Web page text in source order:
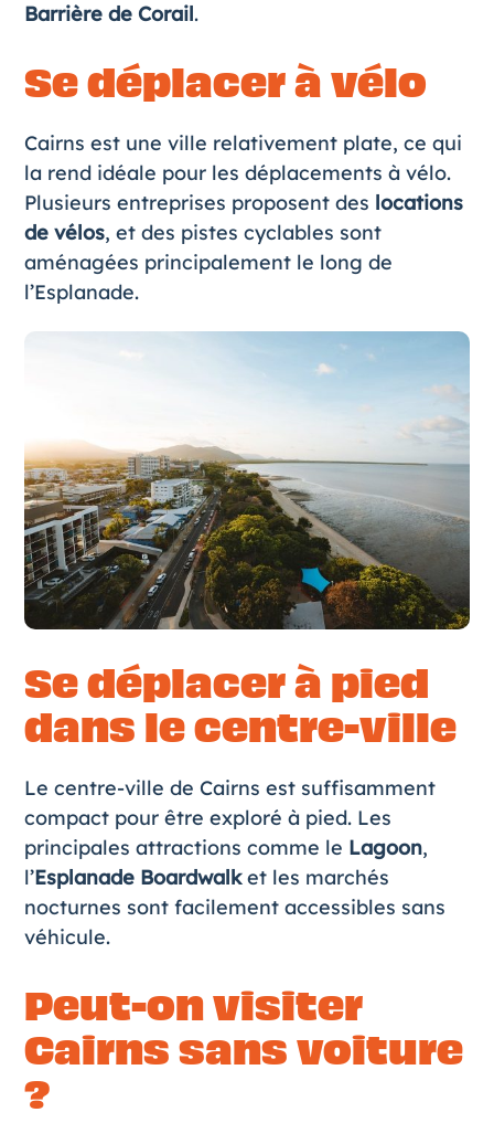
Barrière de Corail.
Se déplacer à vélo
Cairns est une ville relativement plate, ce qui
la rend idéale pour les déplacements à vélo.
Plusieurs entreprises proposent des locations
de vélos, et des pistes cyclables sont
aménagées principalement le long de
l’Esplanade.
Se déplacer à pied
dans le centre-ville
Le centre-ville de Cairns est suffisamment
compact pour être exploré à pied. Les
principales attractions comme le Lagoon,
l’Esplanade Boardwalket les marchés
nocturnes sont facilement accessibles sans
véhicule.
Peut-on visiter
Cairns sans voiture
?